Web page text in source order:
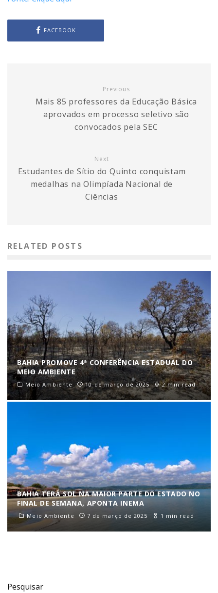
FACEBOOK
Previous
Mais 85 professores da Educação Básica
aprovados em processo seletivo são
convocados pela SEC
Next
Estudantes de Sítio do Quinto conquistam
medalhas na Olimpíada Nacional de
Ciências
RELATED POSTS
BAHIA PROMOVE 4ª CONFERÊNCIA ESTADUAL DO
MEIO AMBIENTE
Meio Ambiente 10 de março de 2025 2 min read
BAHIA TERÁ SOL NA MAIOR PARTE DO ESTADO NO
FINAL DE SEMANA, APONTA INEMA
Meio Ambiente 7 de março de 2025 1 min read
Pesquisar